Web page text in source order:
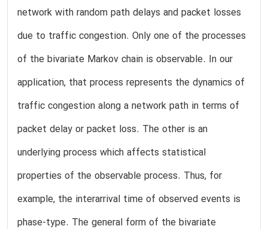
network with random path delays and packet losses
due to traffic congestion. Only one of the processes
of the bivariate Markov chain is observable. In our
application, that process represents the dynamics of
traffic congestion along a network path in terms of
packet delay or packet loss. The other is an
underlying process which affects statistical
properties of the observable process. Thus, for
example, the interarrival time of observed events is
phase-type. The general form of the bivariate